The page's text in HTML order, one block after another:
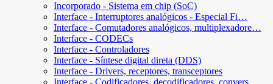
Incorporado - Sistema em chip (SoC)
Interface - Interruptores analógicos - Especial Fi…
Interface - Comutadores analógicos, multiplexadore…
Interface - CODECs
Interface - Controladores
Interface - Síntese digital direta (DDS)
Interface - Drivers, receptores, transceptores
Interface - Codificadores, decodificadores, convers…